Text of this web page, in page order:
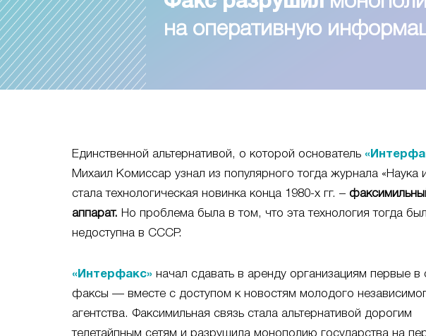
на оперативную
Единственной альтернативой, о которой основатель
Михаил Комиссар узнал из популярного тогда журнала «Наука
стала технологическая новинка конца 1980-х гг. –
аппарат. Но проблема была в том, что эта технология тогда
недоступна в СССР.
«Интерфакс» начал сдавать в аренду организациям первые в
факсы — вместе с доступом к новостям молодого
агентства. Факсимильная связь стала альтернативой дорогим
телетайпным сетям и разрушила монополию государства на